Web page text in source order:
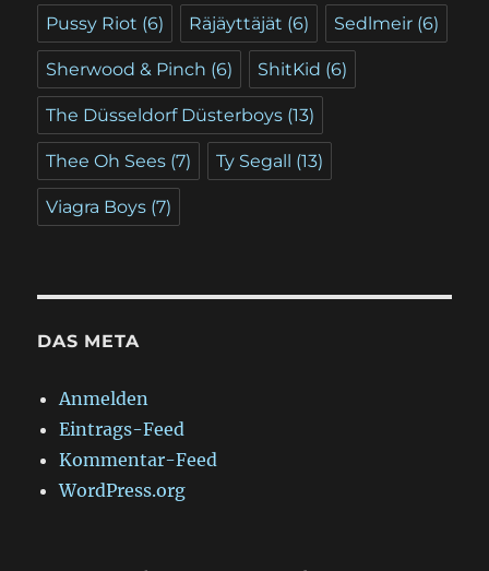
Pussy Riot (6) Räjäyttäjät (6) Sedlmeir (6)
Sherwood & Pinch (6) ShitKid (6)
The Düsseldorf Düsterboys (13)
Thee Oh Sees (7) Ty Segall (13)
Viagra Boys (7)
DAS META
Anmelden
Eintrags-Feed
Kommentar-Feed
WordPress.org